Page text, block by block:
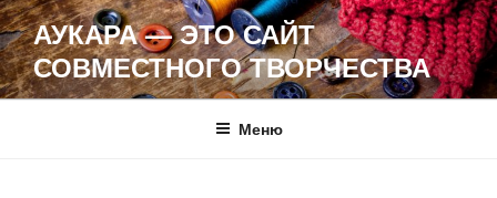
Перейти
к
содержимому
АУКАРА — ЭТО САЙТ
СОВМЕСТНОГО ТВОРЧЕСТВА
Меню